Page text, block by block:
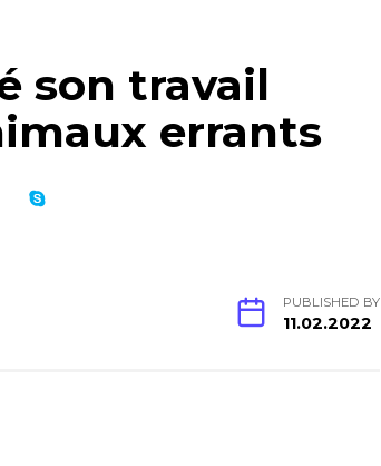
son travail
errants
PUBLISHED BY
11.02.2022